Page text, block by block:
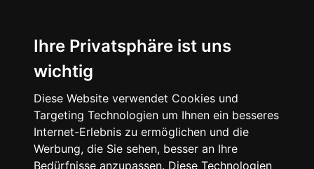
Ihre Privatsphäre ist uns
wichtig
Diese Website verwendet Cookies und
Targeting Technologien um Ihnen ein besseres
Internet-Erlebnis zu ermöglichen und die
Werbung, die Sie sehen, besser an Ihre
Bedürfnisse anzupassen. Diese Technologien